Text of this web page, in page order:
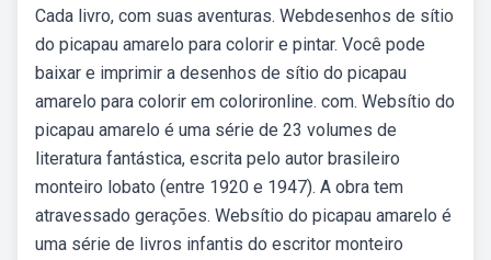
Cada livro, com suas aventuras. Webdesenhos de sítio
do picapau amarelo para colorir e pintar. Você pode
baixar e imprimir a desenhos de sítio do picapau
amarelo para colorir em colorironline. com. Websítio do
picapau amarelo é uma série de 23 volumes de
literatura fantástica, escrita pelo autor brasileiro
monteiro lobato (entre 1920 e 1947). A obra tem
atravessado gerações. Websítio do picapau amarelo é
uma série de livros infantis do escritor monteiro